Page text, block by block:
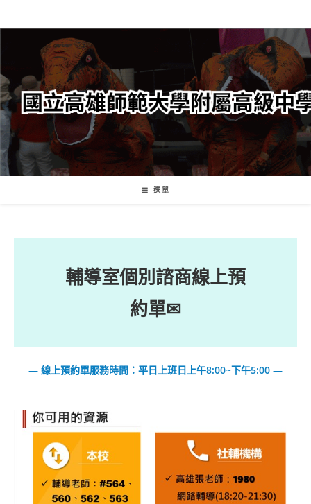
轉
要
內
容
選單
輔導室個別諮商線上預
約單✉
— 線上預約單服務時間：平日上班日上午8:00~下午5:00 —